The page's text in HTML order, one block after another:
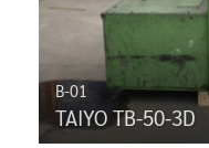
B-01
TAIYO TB-50-3D